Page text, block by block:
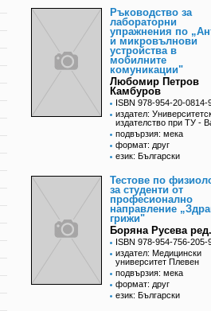
Ръководство за
лабораторни
упражнения по
и микровълнови
устройства в
мобилните
комуникации"
Любомир Петров
Камбуров
ISBN 978-954-20-0814-
издател:
издателство при ТУ -
подвързия: мека
формат: друг
език: Български
Тестове по
за студенти от
професионално
направление
грижи"
Боряна Русева ред.
ISBN 978-954-756-205-
издател: Медицински
университет Плевен
подвързия: мека
формат: друг
език: Български